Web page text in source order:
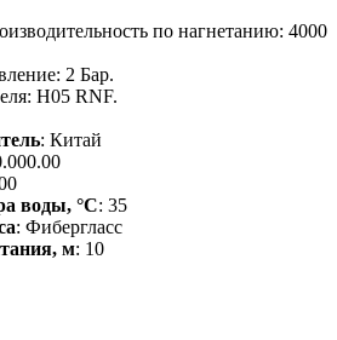
по нагнетанию: 4000
2 Бар.
H05 RNF.
: Китай
воды, °С: 35
: Фибергласс
м: 10